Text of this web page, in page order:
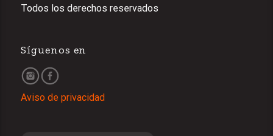
Todos los derechos reservados
Síguenos en
Aviso de privacidad